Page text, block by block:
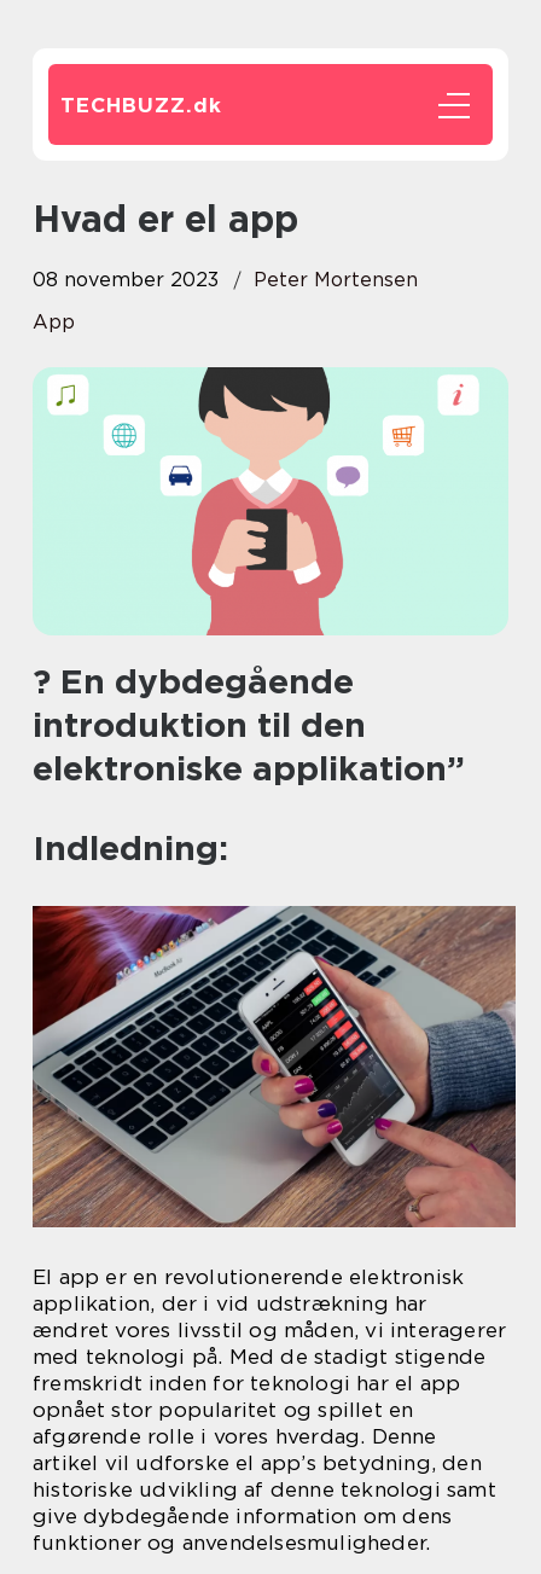
TECHBUZZ.dk
Hvad er el app
08 november 2023
Peter Mortensen
App
? En dybdegående
introduktion til den
elektroniske applikation”
Indledning:
El app er en revolutionerende elektronisk
applikation, der i vid udstrækning har
ændret vores livsstil og måden, vi interagerer
med teknologi på. Med de stadigt stigende
fremskridt inden for teknologi har el app
opnået stor popularitet og spillet en
afgørende rolle i vores hverdag. Denne
artikel vil udforske el app’s betydning, den
historiske udvikling af denne teknologi samt
give dybdegående information om dens
funktioner og anvendelsesmuligheder.